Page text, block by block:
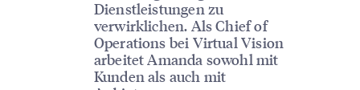
Dienstleistungen zu
verwirklichen. Als Chief of
Operations bei Virtual Vision
arbeitet Amanda sowohl mit
Kunden als auch mit